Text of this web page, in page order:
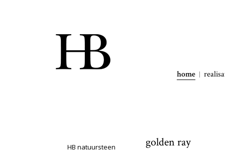
home
HB natuursteen golden ray